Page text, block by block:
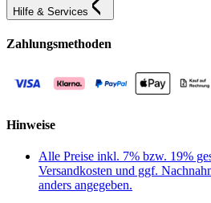
Hilfe & Services
Zahlungsmethoden
Hinweise
Alle Preise inkl. 7% bzw. 19%
Versandkosten und ggf.
anders angegeben.